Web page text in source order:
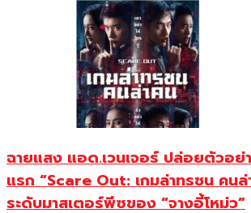
ฉายแสง แอด.เวนเจอร์ ปล่อยตัวอย่
แรก “Scare Out: เกมล่าทรชน คน
ระดับมาสเตอร์พีซของ “จางอี้โหม่ว”